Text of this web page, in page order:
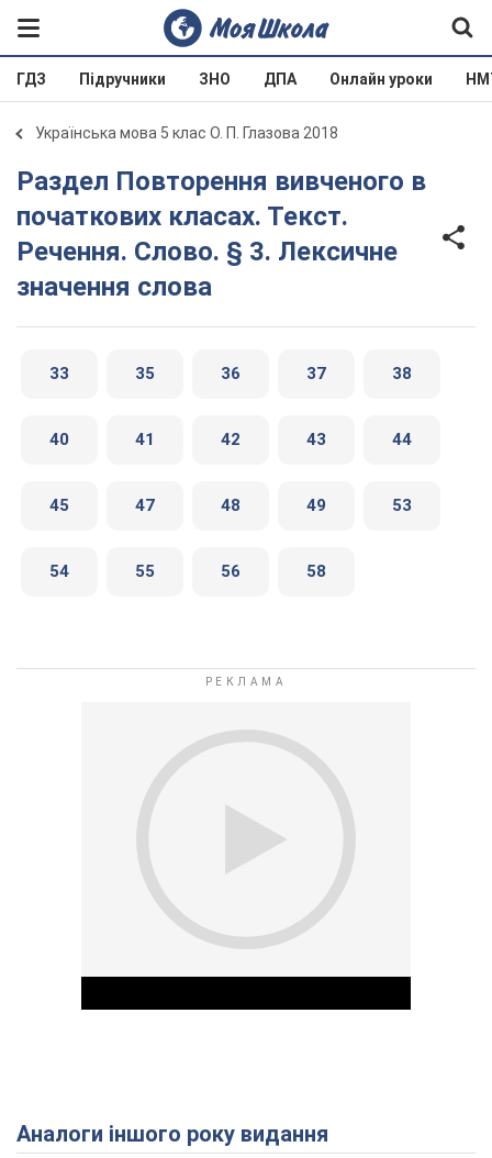
ГДЗ Підручники ЗНО ДПА Онлайн уроки
Українська мова 5 клас О. П. Глазова 2018
Раздел Повторення вивченого в
початкових класах. Текст.
Речення. Слово. § 3. Лексичне
значення слова
33 35 36 37 38
40 41 42 43 44
45 47 48 49 53
54 55 56 58
Play Video
Аналоги іншого року видання